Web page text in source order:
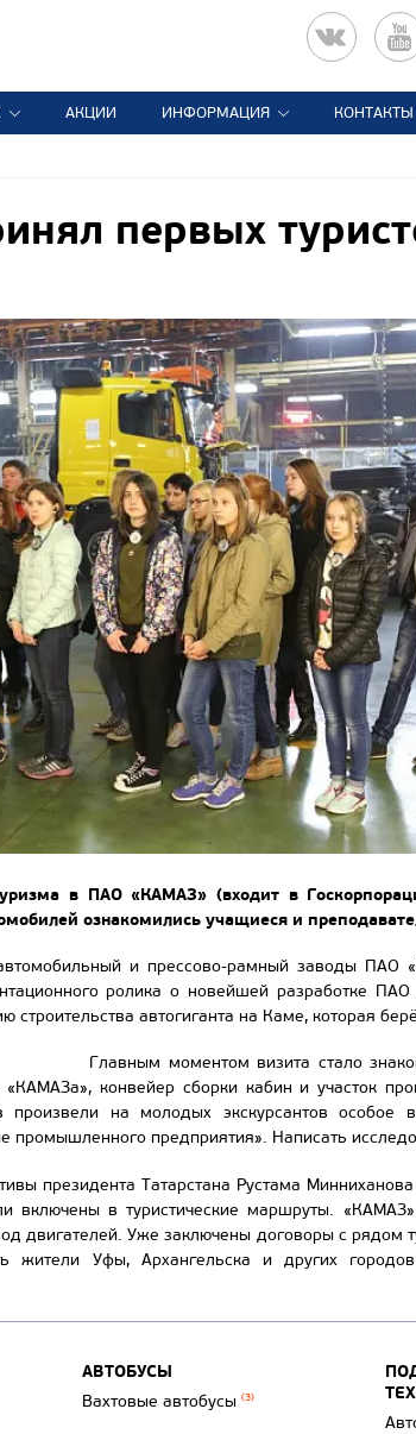
АКЦИИ ИНФОРМАЦИЯ КОНТАКТЫ
первых
в ПАО «КАМАЗ» (входит в
ознакомились учащиеся и
и прессово-рамный заводы ПАО
ролика о новейшей разработке
строительства автогиганта на Каме, которая
Главным моментом визита стало
«КАМАЗа», конвейер сборки кабин и участок
произвели на молодых экскурсантов особое
промышленного предприятия». Написать
президента Татарстана Рустама
включены в туристические маршруты.
двигателей. Уже заключены договоры с рядом
жители Уфы, Архангельска и других
АВТОБУСЫ
Вахтовые автобусы (3)